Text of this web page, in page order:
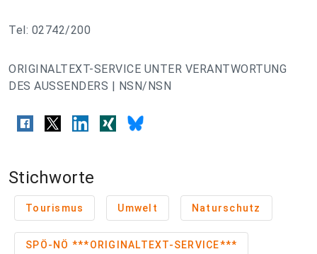
Tel: 02742/200
ORIGINALTEXT-SERVICE UNTER VERANTWORTUNG
DES AUSSENDERS | NSN/NSN
Stichworte
Tourismus Umwelt Naturschutz
SPÖ-NÖ ***ORIGINALTEXT-SERVICE***